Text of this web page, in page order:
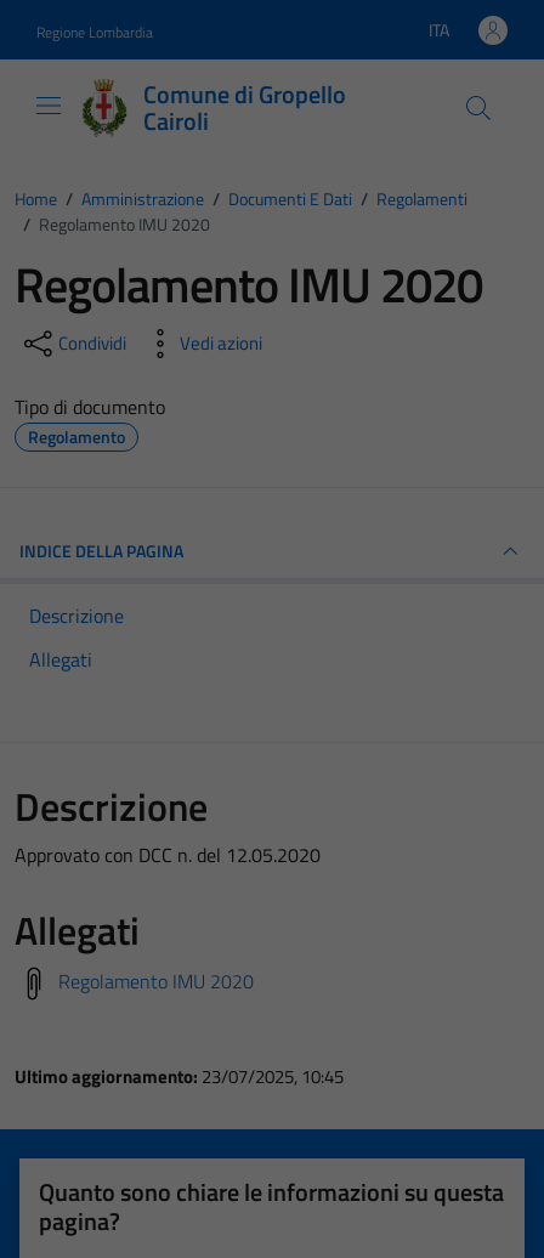
Regione Lombardia Lingua attiva:
ITA
Comune di Gropello
Cairoli
Home / Amministrazione / Documenti E Dati / Regolamenti
/ Regolamento IMU 2020
Regolamento IMU 2020
Condividi Vedi azioni
Tipo di documento
Regolamento
INDICE DELLA PAGINA
Descrizione
Allegati
Descrizione
Approvato con DCC n. del 12.05.2020
Allegati
Regolamento IMU 2020
Ultimo aggiornamento: 23/07/2025, 10:45
Quanto sono chiare le informazioni su questa
pagina?